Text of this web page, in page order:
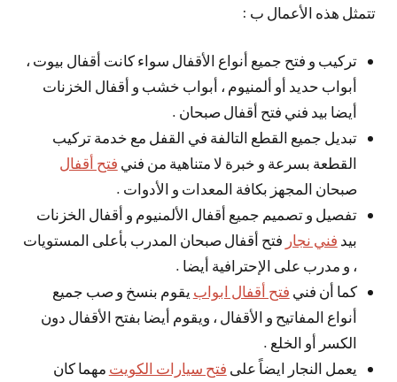
تتمثل هذه الأعمال ب :
تركيب و فتح جميع أنواع الأقفال سواء كانت أقفال بيوت ،
أبواب حديد أو ألمنيوم ، أبواب خشب و أقفال الخزنات
أيضا بيد فني فتح أقفال صبحان .
تبديل جميع القطع التالفة في القفل مع خدمة تركيب
القطعة بسرعة و خبرة لا متناهية من فني فتح أقفال
صبحان المجهز بكافة المعدات و الأدوات .
تفصيل و تصميم جميع أقفال الألمنيوم و أقفال الخزنات
بيد فني نجار فتح أقفال صبحان المدرب بأعلى المستويات
، و مدرب على الإحترافية أيضا .
كما أن فني فتح أقفال ابواب يقوم بنسخ و صب جميع
أنواع المفاتيح و الأقفال ، ويقوم أيضا بفتح الأقفال دون
الكسر أو الخلع .
يعمل النجار ايضاً على فتح سيارات الكويت مهما كان